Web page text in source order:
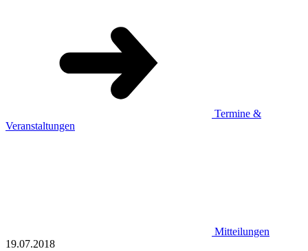
Termine &
Veranstaltungen
Mitteilungen
19.07.2018